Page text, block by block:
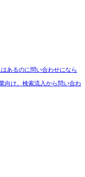
あるのに問い合わせになら
向け。検索流入から問い合わ